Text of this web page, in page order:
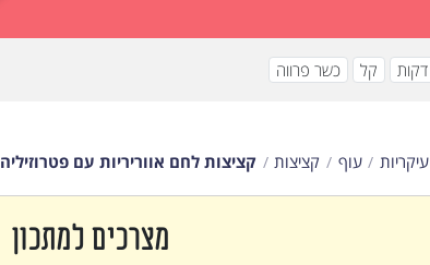
קל כשר פרווה
עיקריות עוף קציצות קציצות לחם אווריריות עם
מצרכים למתכון